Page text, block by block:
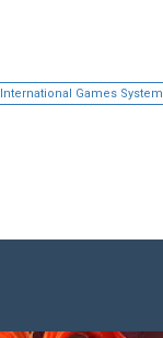
International Games System